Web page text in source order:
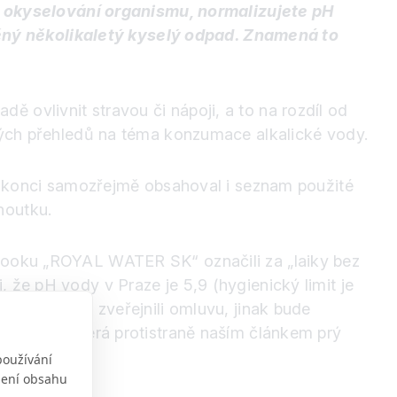
obsahu
organismu, normalizujete pH
několikaletý kyselý odpad. Znamená to
ovlivnit stravou či nápoji, a to na rozdíl od
přehledů na téma konzumace alkalické vody.
samozřejmě obsahoval i seznam použité
„ROYAL WATER SK“ označili za „laiky bez
že pH vody v Praze je 5,9 (hygienický limit je
a zveřejnili omluvu, jinak bude
korun, která protistraně naším článkem prý